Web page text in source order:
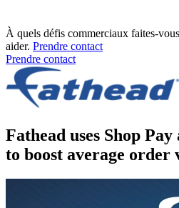
À quels défis commerciaux faites-
aider. Prendre contact
Prendre contact
Fathead uses Shop
to boost average order